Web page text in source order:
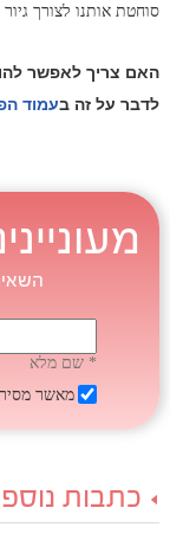
סוחטת אותנו לצורך
האם צריך לאפשר
לדבר על זה בעמוד
* שם מלא
מאשר
כתבות